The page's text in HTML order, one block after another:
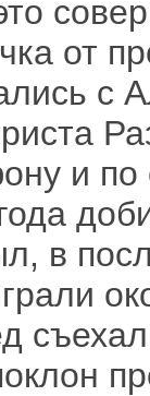
от
с
и
в